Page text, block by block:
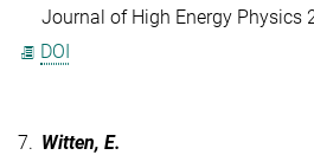
Journal of High Energy Physics
DOI
7. Witten, E.